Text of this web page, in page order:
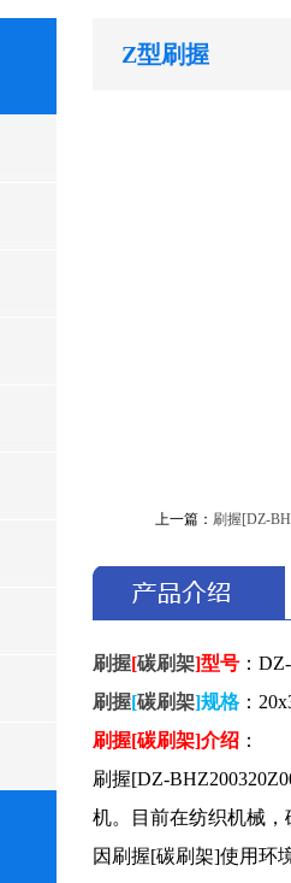
Z型刷握
上一篇： 刷握[DZ-
刷握[碳刷架]型号 ：
刷握[碳刷架]规格：
刷握[碳刷架]介绍 ：
刷握[DZ-
机。目前在纺织机械，
因刷握[碳刷架]使用环